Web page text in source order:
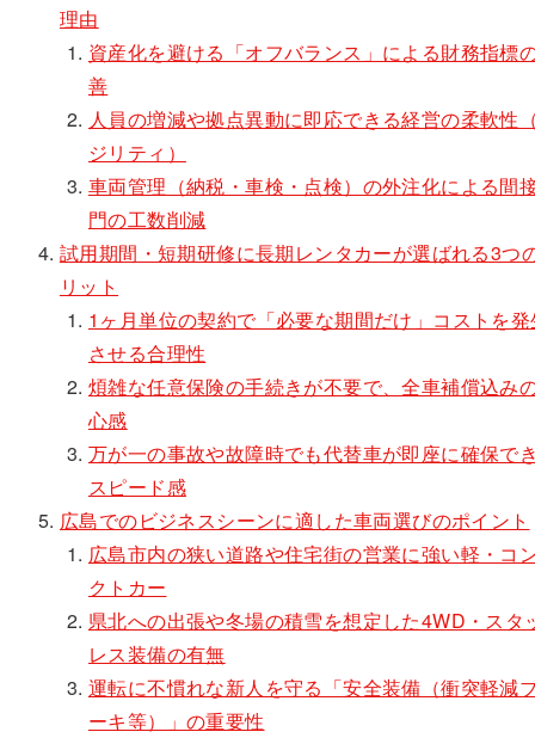
理由
資産化を避ける「オフバランス」による財務指標
善
人員の増減や拠点異動に即応できる経営の柔軟性
ジリティ）
車両管理（納税・車検・点検）の外注化による間
門の工数削減
試用期間・短期研修に長期レンタカーが選ばれる3つ
リット
1ヶ月単位の契約で「必要な期間だけ」コストを
させる合理性
煩雑な任意保険の手続きが不要で、全車補償込み
心感
万が一の事故や故障時でも代替車が即座に確保で
スピード感
広島でのビジネスシーンに適した車両選びのポイント
広島市内の狭い道路や住宅街の営業に強い軽・コ
クトカー
県北への出張や冬場の積雪を想定した4WD・スタ
レス装備の有無
運転に不慣れな新人を守る「安全装備（衝突軽減
ーキ等）」の重要性